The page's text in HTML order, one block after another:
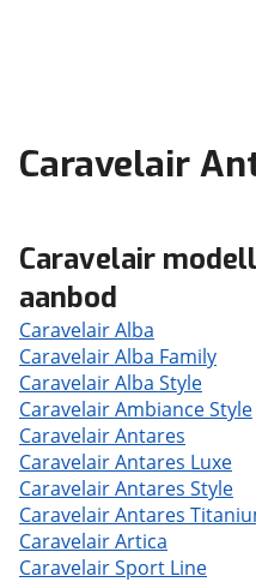
Caravelair
Caravelair
aanbod
Caravelair Alba
Caravelair Alba Family
Caravelair Alba Style
Caravelair Ambiance Style
Caravelair Antares
Caravelair Antares Luxe
Caravelair Antares Style
Caravelair Antares
Caravelair Artica
Caravelair Sport Line